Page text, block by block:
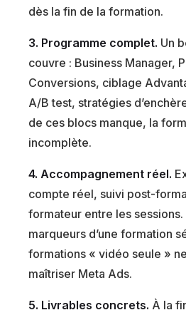
dès la fin de la formation.
3. Programme complet. Un
couvre : Business Manager,
Conversions, ciblage
A/B test, stratégies
de ces blocs manque, la
incomplète.
4. Accompagnement réel.
compte réel, suivi post-
formateur entre les
marqueurs d’une formation
formations « vidéo seule »
maîtriser Meta Ads.
5. Livrables concrets. À la